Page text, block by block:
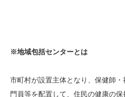
※地域包括センターとは
市町村が設置主体となり、保健師
門員等を配置して、住民の健康の